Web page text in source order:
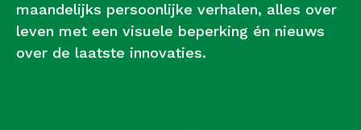
maandelijks persoonlijke verhalen, alles over
leven met een visuele beperking én nieuws
over de laatste innovaties.